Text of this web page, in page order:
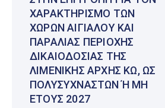
ΧΑΡΑΚΤΗΡΙΣΜΌ ΤΩΝ
ΧΏΡΩΝ ΑΙΓΙΑΛΟΎ ΚΑΙ
ΠΑΡΑΛΊΑΣ ΠΕΡΙΟΧΉΣ
ΔΙΚΑΙΟΔΟΣΊΑΣ ΤΗΣ
ΛΙΜΕΝΙΚΉΣ ΑΡΧΉΣ ΚΩ, ΩΣ
ΠΟΛΥΣΎΧΝΑΣΤΩΝ Ή ΜΗ Έ
ΤΟΥΣ 2027